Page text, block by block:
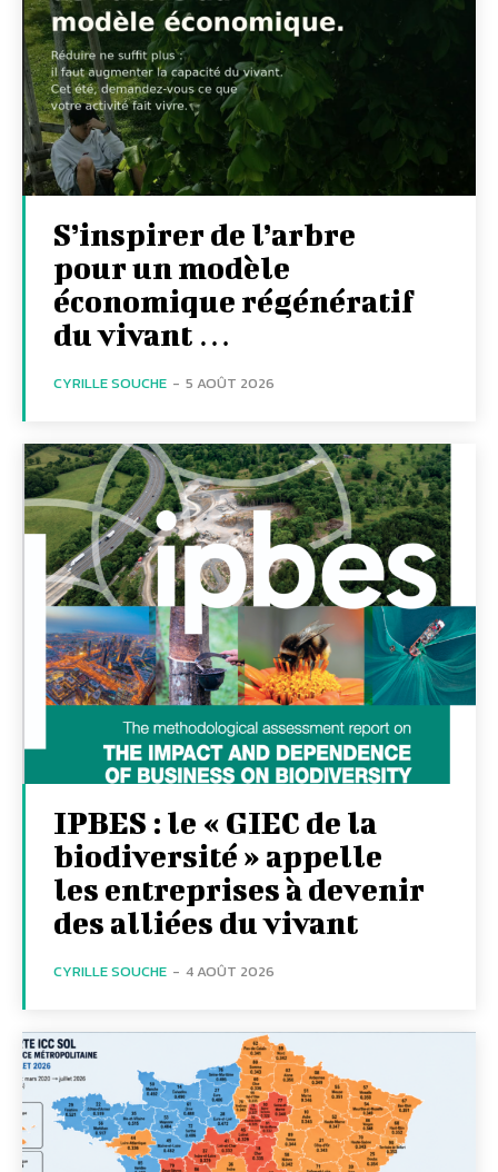
S’inspirer de l’arbre
pour un modèle
économique régénératif
du vivant …
CYRILLE SOUCHE - 5 AOÛT 2026
IPBES : le « GIEC de la
biodiversité » appelle
les entreprises à devenir
des alliées du vivant
CYRILLE SOUCHE - 4 AOÛT 2026